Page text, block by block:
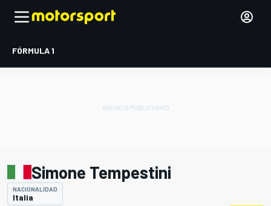
FÓRMULA 1
Simone Tempestini
NACIONALIDAD
Italia